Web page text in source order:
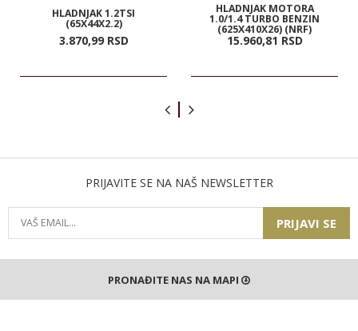
HLADNJAK 1.2TSI
(65X44X2.2)
3.870,99 RSD
HLADNJAK MOTORA
1.0/1.4 TURBO BENZIN
(625X410X26) (NRF)
15.960,81 RSD
PRIJAVITE SE NA NAŠ NEWSLETTER
PRIJAVI SE
PRONAĐITE NAS NA MAPI